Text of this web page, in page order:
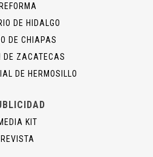
REFORMA
DE HIDALGO
DE CHIAPAS
DE ZACATECAS
DE HERMOSILLO
KIT
REVISTA